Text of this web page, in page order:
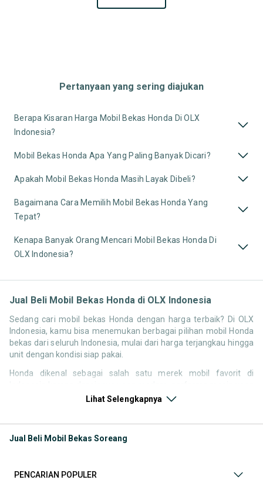
Pertanyaan yang sering diajukan
Berapa Kisaran Harga Mobil Bekas Honda Di OLX
Indonesia?
Mobil Bekas Honda Apa Yang Paling Banyak Dicari?
Apakah Mobil Bekas Honda Masih Layak Dibeli?
Bagaimana Cara Memilih Mobil Bekas Honda Yang
Tepat?
Kenapa Banyak Orang Mencari Mobil Bekas Honda Di
OLX Indonesia?
Jual Beli Mobil Bekas Honda di OLX Indonesia
Sedang cari mobil bekas Honda dengan harga terbaik? Di OLX
Indonesia, kamu bisa menemukan berbagai pilihan mobil Honda
bekas dari seluruh Indonesia, mulai dari harga terjangkau hingga
unit dengan kondisi siap pakai.
Honda dikenal sebagai salah satu merek mobil favorit di
responsif, serta kenyamanan berkendara. Tidak heran jika
Melalui halaman ini, kamu bisa langsung membandingkan
Lihat Selengkapnya
Jual Beli Mobil Bekas Soreang
PENCARIAN POPULER